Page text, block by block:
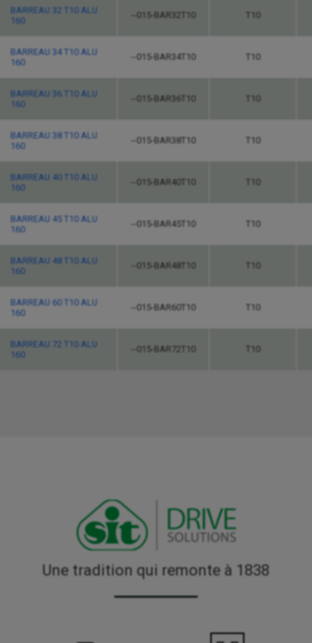
BARREAU 32 T10 ALU
160
--015-BAR32T10
BARREAU 34 T10 ALU
160
--015-BAR34T10 T10
BARREAU 36 T10 ALU
160
--015-BAR36T10
BARREAU 38 T10 ALU
160
--015-BAR38T10 T10
BARREAU 40 T10 ALU
160
--015-BAR40T10
BARREAU 45 T10 ALU
160
--015-BAR45T10 T10
BARREAU 48 T10 ALU
160
--015-BAR48T10
BARREAU 60 T10 ALU
160
--015-BAR60T10 T10
BARREAU 72 T10 ALU
160
--015-BAR72T10
Une tradition qui remonte à 1838